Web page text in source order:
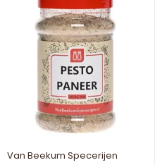
Van Beekum Specerijen